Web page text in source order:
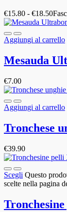
€15.80 - €18.50
Aggiungi al carrello
Mesauda
€7.00
Aggiungi al carrello
Tronchese
€39.90
Scegli Questo
scelte nella pagina